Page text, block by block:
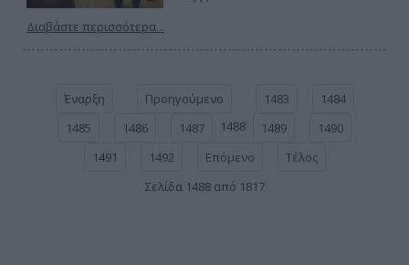
Διαβάστε περισσότερα...
Έναρξη Προηγούμενο 1483
1484
1485
1486 1487 1488 1489
1490
1491
1492 Επόμενο
Τέλος
Σελίδα 1488 από 1817